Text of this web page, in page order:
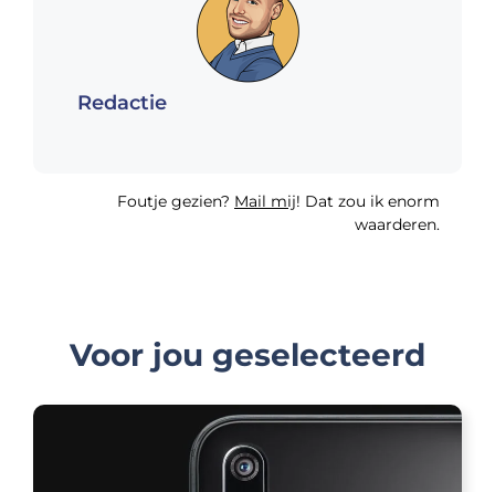
Redactie
Foutje gezien? Mail mij! Dat zou ik enorm
waarderen.
Voor jou geselecteerd